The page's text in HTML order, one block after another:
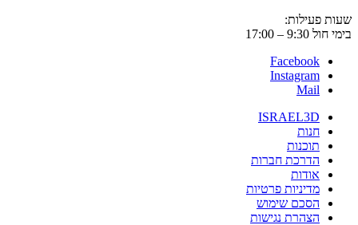
שעות פעילות:
בימי חול 9:30 – 17:00
Facebook
Instagram
Mail
ISRAEL3D
חנות
תוכנות
הדרכת חברות
אודות
מדיניות פרטיות
הסכם שימוש
הצהרת נגישות